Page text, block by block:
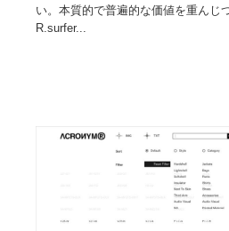
い。本質的で普遍的な価値を重んじ
R.surfer...